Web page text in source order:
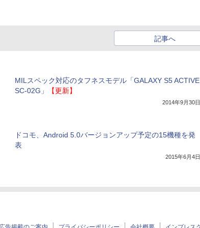
記事へ
MILスペック対応のタフネスモデル「GALAXY S5 ACTIVE
SC-02G」
【更新】
2014年9月30日
ドコモ、Android 5.0バージョンアップ予定の15機種を発
表
2015年6月4日